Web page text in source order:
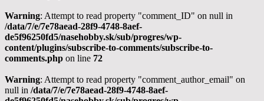
Warning: Attempt to read property "comment_ID" on null in
/data/7/e/7e78aead-28f9-4748-8aef-
de5f96250fd5/nasehobby.sk/sub/progres/wp-
content/plugins/subscribe-to-comments/subscribe-to-
comments.php on line 72
Warning: Attempt to read property "comment_author_email" on
null in /data/7/e/7e78aead-28f9-4748-8aef-